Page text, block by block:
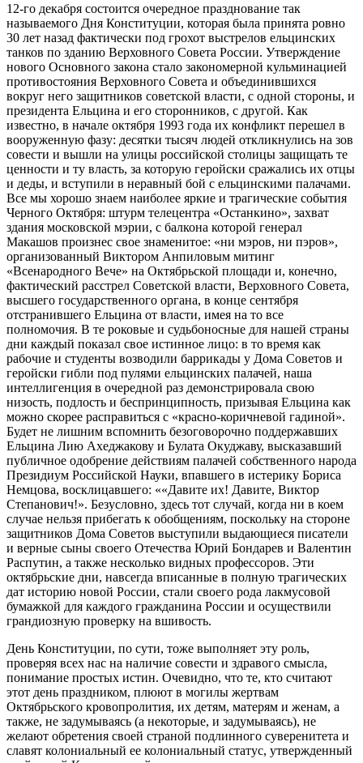
12-го декабря состоится очередное празднование так
называемого Дня Конституции, которая была принята ровно
30 лет назад фактически под грохот выстрелов ельцинских
танков по зданию Верховного Совета России. Утверждение
нового Основного закона стало закономерной кульминацией
противостояния Верховного Совета и объединившихся
вокруг него защитников советской власти, с одной стороны, и
президента Ельцина и его сторонников, с другой. Как
известно, в начале октября 1993 года их конфликт перешел в
вооруженную фазу: десятки тысяч людей откликнулись на зов
совести и вышли на улицы российской столицы защищать те
ценности и ту власть, за которую геройски сражались их отцы
и деды, и вступили в неравный бой с ельцинскими палачами.
Все мы хорошо знаем наиболее яркие и трагические события
Черного Октября: штурм телецентра «Останкино», захват
здания московской мэрии, с балкона которой генерал
Макашов произнес свое знаменитое: «ни мэров, ни пэров»,
организованный Виктором Анпиловым митинг
«Всенародного Вече» на Октябрьской площади и, конечно,
фактический расстрел Советской власти, Верховного Совета,
высшего государственного органа, в конце сентября
отстранившего Ельцина от власти, имея на то все
полномочия. В те роковые и судьбоносные для нашей страны
дни каждый показал свое истинное лицо: в то время как
рабочие и студенты возводили баррикады у Дома Советов и
геройски гибли под пулями ельцинских палачей, наша
интеллигенция в очередной раз демонстрировала свою
низость, подлость и беспринципность, призывая Ельцина как
можно скорее расправиться с «красно-коричневой гадиной».
Будет не лишним вспомнить безоговорочно поддержавших
Ельцина Лию Ахеджакову и Булата Окуджаву, высказавший
публичное одобрение действиям палачей собственного народа
Президиум Российской Науки, впавшего в истерику Бориса
Немцова, восклицавшего: ««Давите их! Давите, Виктор
Степанович!». Безусловно, здесь тот случай, когда ни в коем
случае нельзя прибегать к обобщениям, поскольку на стороне
защитников Дома Советов выступили выдающиеся писатели
и верные сыны своего Отечества Юрий Бондарев и Валентин
Распутин, а также несколько видных профессоров. Эти
октябрьские дни, навсегда вписанные в полную трагических
дат историю новой России, стали своего рода лакмусовой
бумажкой для каждого гражданина России и осуществили
грандиозную проверку на вшивость.
День Конституции, по сути, тоже выполняет эту роль,
проверяя всех нас на наличие совести и здравого смысла,
понимание простых истин. Очевидно, что те, кто считают
этот день праздником, плюют в могилы жертвам
Октябрьского кровопролития, их детям, матерям и женам, а
также, не задумываясь (а некоторые, и задумываясь), не
желают обретения своей страной подлинного суверенитета и
славят колониальный ее колониальный статус, утвержденный